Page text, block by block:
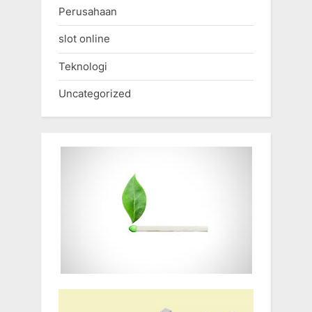
Perusahaan
slot online
Teknologi
Uncategorized